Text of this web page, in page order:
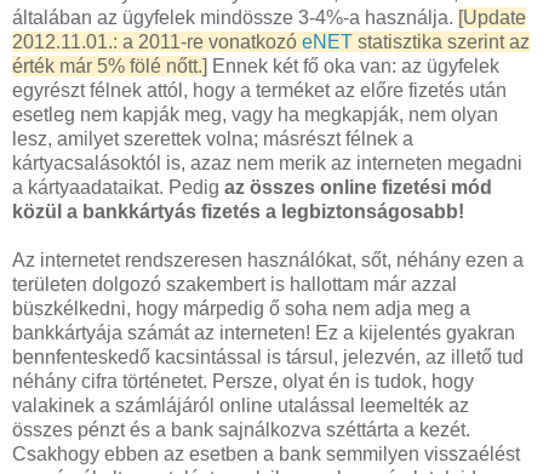
általában az ügyfelek mindössze 3-4%-a használja. [Update
2012.11.01.: a 2011-re vonatkozó eNET statisztika szerint az
érték már 5% fölé nőtt.] Ennek két fő oka van: az ügyfelek
egyrészt félnek attól, hogy a terméket az előre fizetés után
esetleg nem kapják meg, vagy ha megkapják, nem olyan
lesz, amilyet szerettek volna; másrészt félnek a
kártyacsalásoktól is, azaz nem merik az interneten megadni
a kártyaadataikat. Pedig az összes online fizetési mód
közül a bankkártyás fizetés a legbiztonságosabb!
Az internetet rendszeresen használókat, sőt, néhány ezen a
területen dolgozó szakembert is hallottam már azzal
büszkélkedni, hogy márpedig ő soha nem adja meg a
bankkártyája számát az interneten! Ez a kijelentés gyakran
bennfenteskedő kacsintással is társul, jelezvén, az illető tud
néhány cifra történetet. Persze, olyat én is tudok, hogy
valakinek a számlájáról online utalással leemelték az
összes pénzt és a bank sajnálkozva széttárta a kezét.
Csakhogy ebben az esetben a bank semmilyen visszaélést